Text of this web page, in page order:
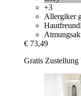
+3
Allergiker
€ 73,49
Gratis Zustellung